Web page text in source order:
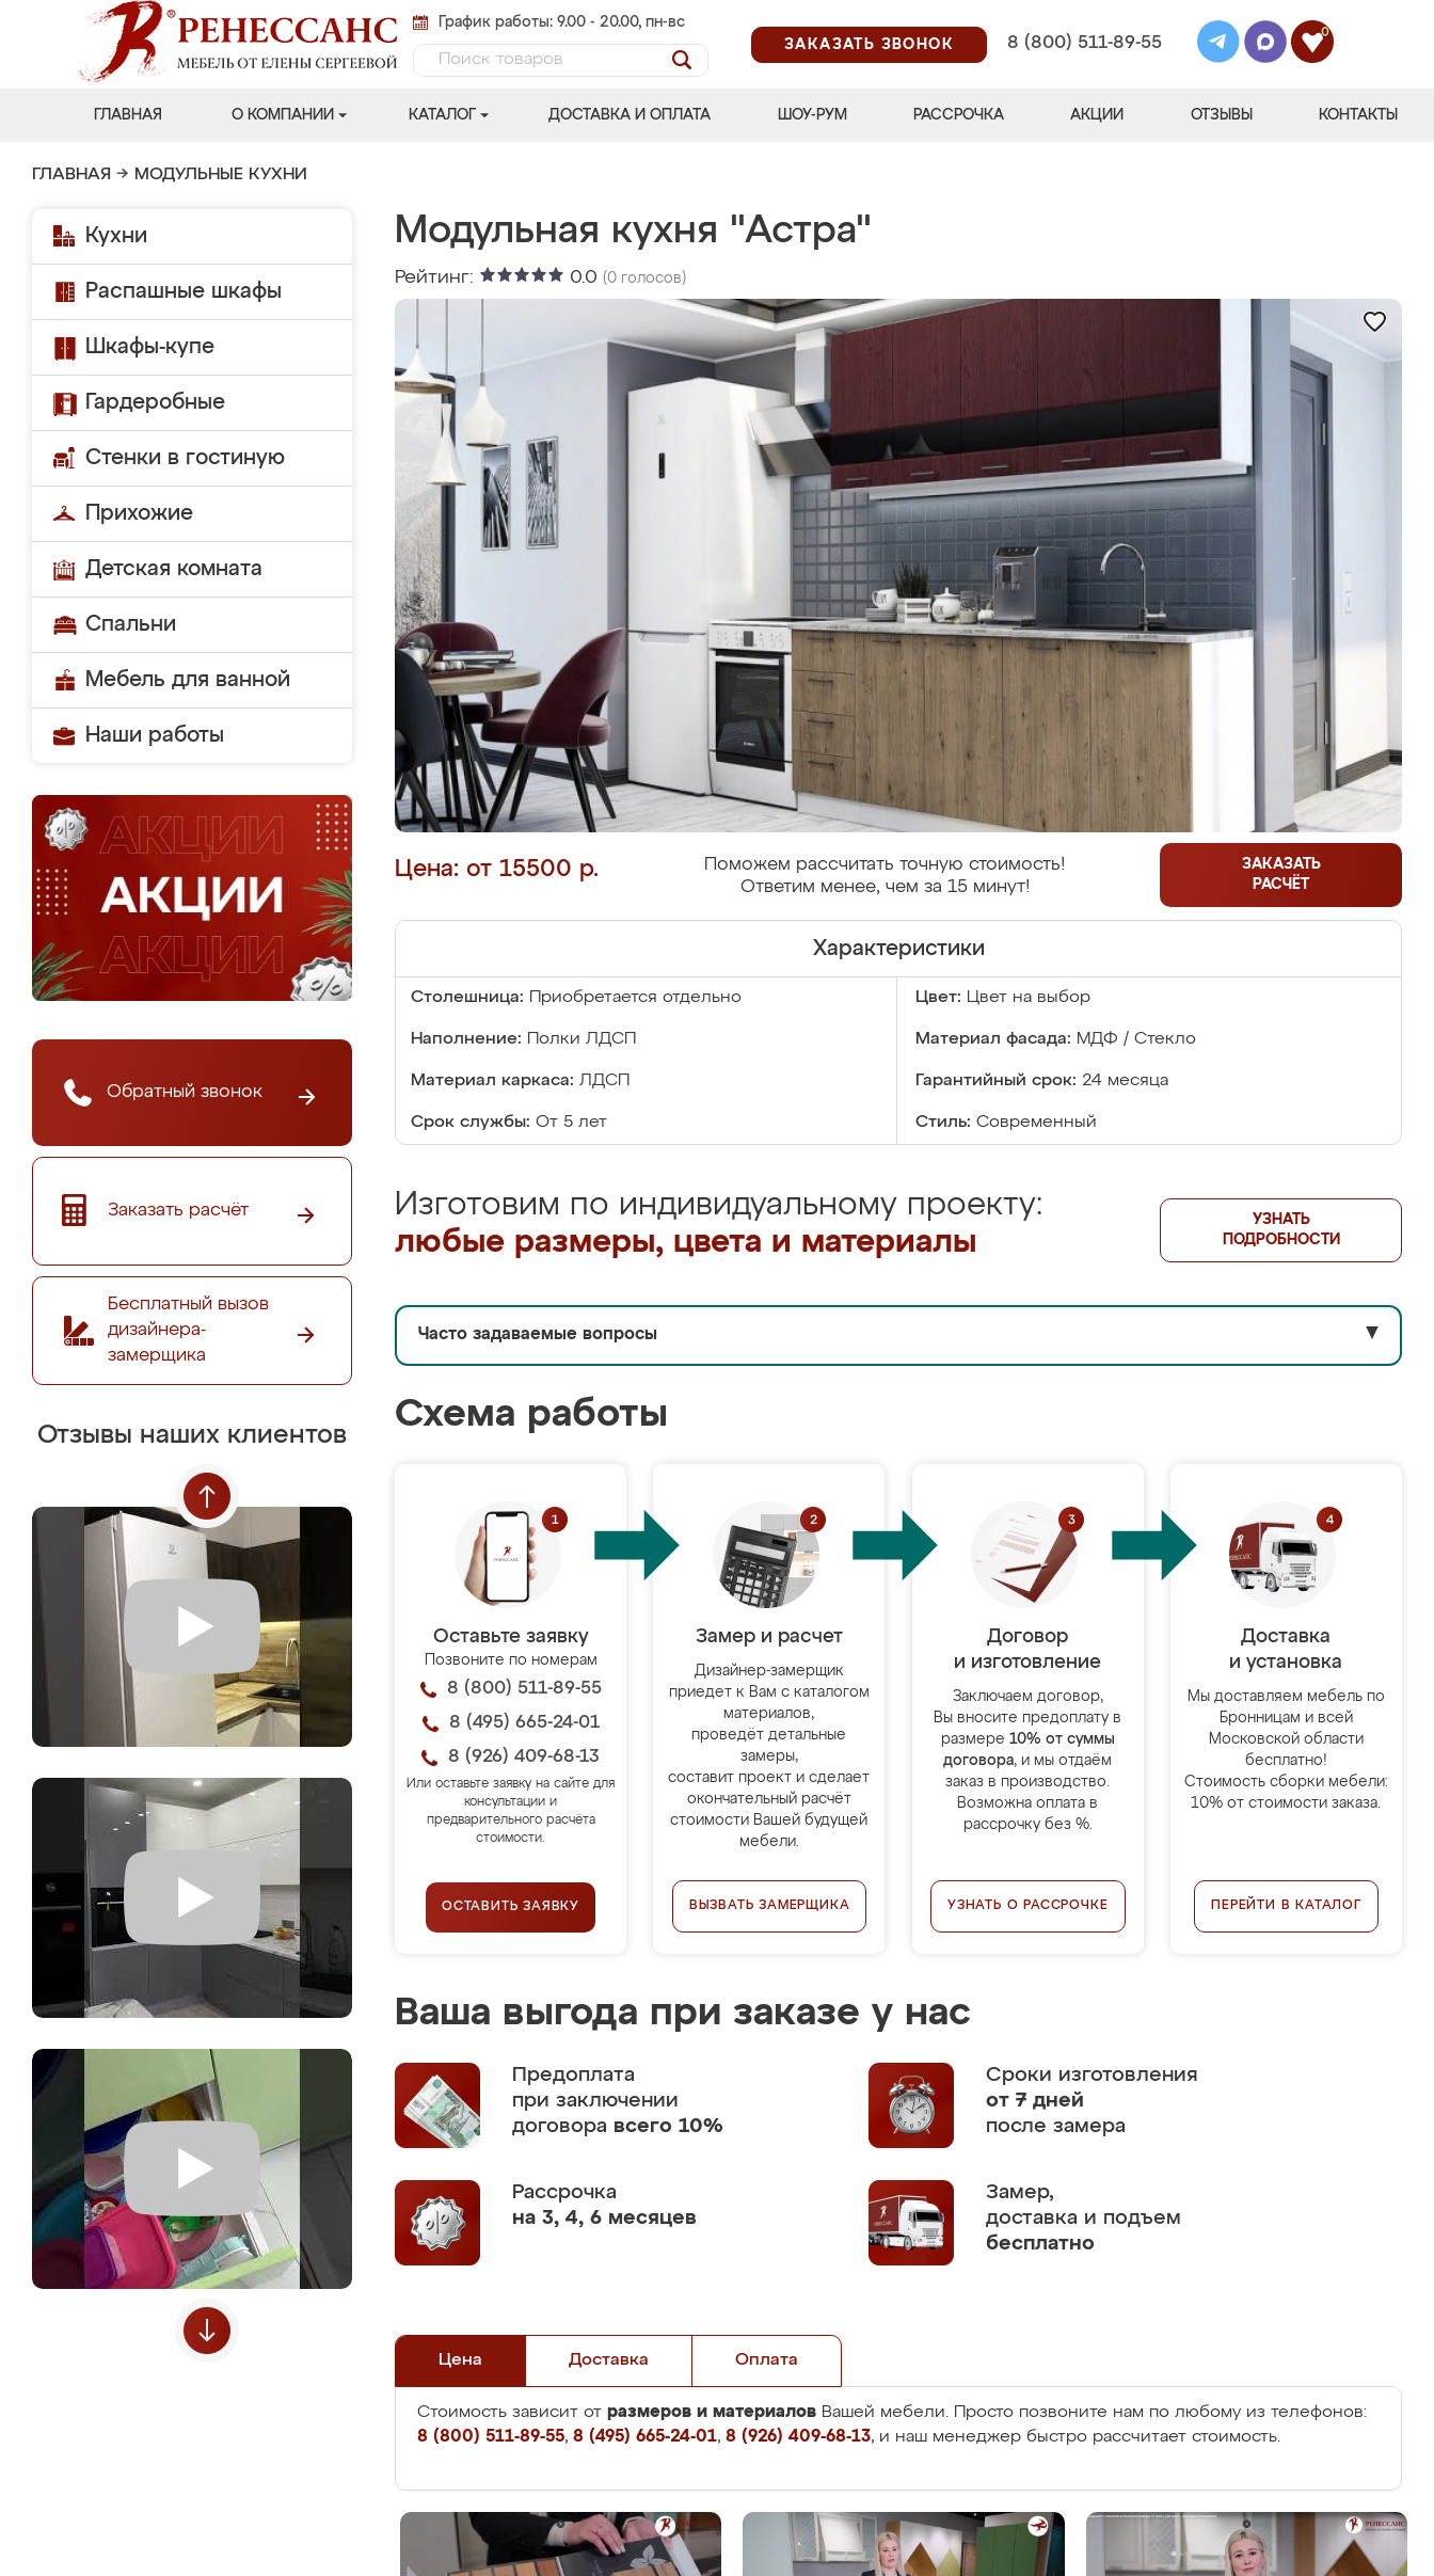
График работы: 9.00 - 20.00, пн-вс
ЗАКАЗАТЬ ЗВОНОК
8 (800) 511-89-55
0
ГЛАВНАЯ О КОМПАНИИ КАТАЛОГ ДОСТАВКА И ОПЛАТА ШОУ-РУМ РАССРОЧКА АКЦИИ ОТЗЫВЫ КОНТАКТЫ
ГЛАВНАЯ → МОДУЛЬНЫЕ КУХНИ
Кухни
Распашные шкафы
Шкафы-купе
Гардеробные
Стенки в гостиную
Прихожие
Детская комната
Спальни
Мебель для ванной
Наши работы
Обратный звонок
Заказать расчёт
Бесплатный вызов
дизайнера-
замерщика
Отзывы наших клиентов
Модульная кухня "Астра"
Рейтинг: 0.0 (0 голосов)
Цена: от 15500 р.
Поможем рассчитать точную стоимость!
Ответим менее, чем за 15 минут!
ЗАКАЗАТЬ
РАСЧЁТ
Характеристики
Столешница: Приобретается отдельно Цвет: Цвет на выбор
Наполнение: Полки ЛДСП Материал фасада: МДФ / Стекло
Материал каркаса: ЛДСП Гарантийный срок: 24 месяца
Срок службы: От 5 лет Стиль: Современный
Изготовим по индивидуальному проекту:
любые размеры, цвета и материалы
УЗНАТЬ
ПОДРОБНОСТИ
Часто задаваемые вопросы ▼
Схема работы
Оставьте заявку
Позвоните по номерам
8 (800) 511-89-55
8 (495) 665-24-01
8 (926) 409-68-13
Или оставьте заявку на сайте для
консультации и
предварительного расчёта
стоимости.
ОСТАВИТЬ ЗАЯВКУ
Замер и расчет
Дизайнер-замерщик
приедет к Вам с каталогом
материалов,
проведёт детальные
замеры,
составит проект и сделает
окончательный расчёт
стоимости Вашей будущей
мебели.
ВЫЗВАТЬ ЗАМЕРЩИКА
Договор
и изготовление
Заключаем договор,
Вы вносите предоплату в
размере 10% от суммы
договора, и мы отдаём
заказ в производство.
Возможна оплата в
рассрочку без %.
УЗНАТЬ О РАССРОЧКЕ
Доставка
и установка
Мы доставляем мебель по
Бронницам и всей
Московской области
бесплатно!
Стоимость сборки мебели:
10% от стоимости заказа.
ПЕРЕЙТИ В КАТАЛОГ
Ваша выгода при заказе у нас
Предоплата
при заключении
договора всего 10%
Сроки изготовления
от 7 дней
после замера
Рассрочка
на 3, 4, 6 месяцев
Замер,
доставка и подъем
бесплатно
Цена Доставка Оплата
Стоимость зависит от размеров и материалов Вашей мебели. Просто позвоните нам по любому из телефонов:
8 (800) 511-89-55, 8 (495) 665-24-01, 8 (926) 409-68-13, и наш менеджер быстро рассчитает стоимость.